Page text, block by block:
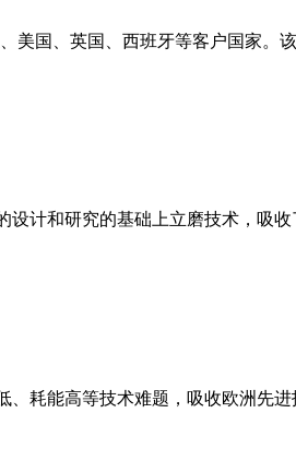
美国、英国、西班牙等客户国家
计和研究的基础上立磨技术，吸
耗能高等技术难题，吸收欧洲先